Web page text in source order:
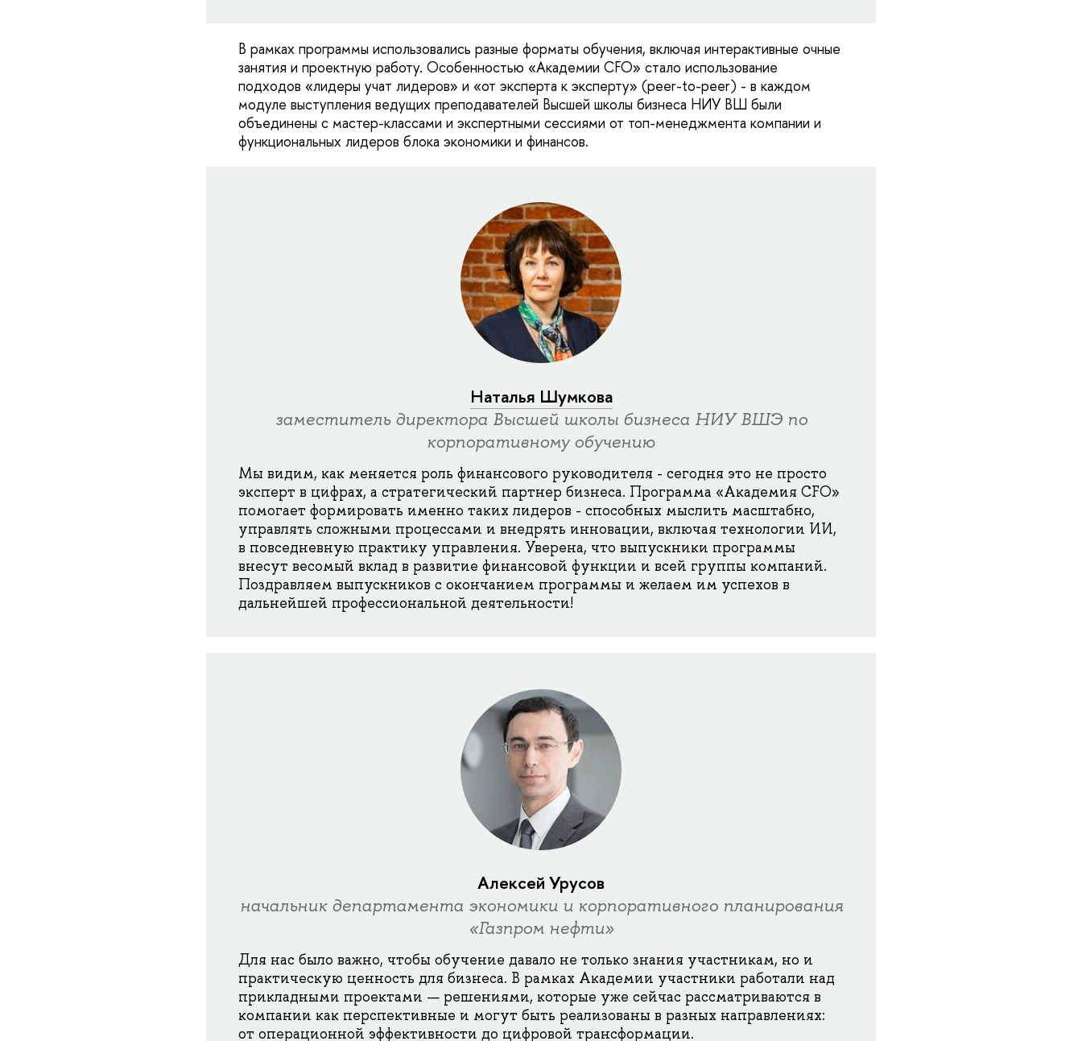
В рамках программы использовались разные форматы обучения, включая интерактивные очные
занятия и проектную работу. Особенностью «Академии CFO» стало использование
подходов «лидеры учат лидеров» и «от эксперта к эксперту» (peer-to-peer) - в каждом
модуле выступления ведущих преподавателей Высшей школы бизнеса НИУ ВШ были
объединены с мастер-классами и экспертными сессиями от топ-менеджмента компании и
функциональных лидеров блока экономики и финансов.
Наталья Шумкова
заместитель директора Высшей школы бизнеса НИУ ВШЭ по
корпоративному обучению
Мы видим, как меняется роль финансового руководителя - сегодня это не просто
эксперт в цифрах, а стратегический партнер бизнеса. Программа «Академия CFO»
помогает формировать именно таких лидеров - способных мыслить масштабно,
управлять сложными процессами и внедрять инновации, включая технологии ИИ,
в повседневную практику управления. Уверена, что выпускники программы
внесут весомый вклад в развитие финансовой функции и всей группы компаний.
Поздравляем выпускников с окончанием программы и желаем им успехов в
дальнейшей профессиональной деятельности!
Алексей Урусов
начальник департамента экономики и корпоративного планирования
«Газпром нефти»
Для нас было важно, чтобы обучение давало не только знания участникам, но и
практическую ценность для бизнеса. В рамках Академии участники работали над
прикладными проектами — решениями, которые уже сейчас рассматриваются в
компании как перспективные и могут быть реализованы в разных направлениях:
от операционной эффективности до цифровой трансформации.